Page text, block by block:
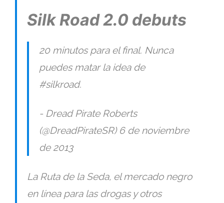
Silk Road 2.0 debuts
20 minutos para el final. Nunca
puedes matar la idea de
#silkroad.
- Dread Pirate Roberts
(@DreadPirateSR) 6 de noviembre
de 2013
La Ruta de la Seda, el mercado negro
en línea para las drogas y otros